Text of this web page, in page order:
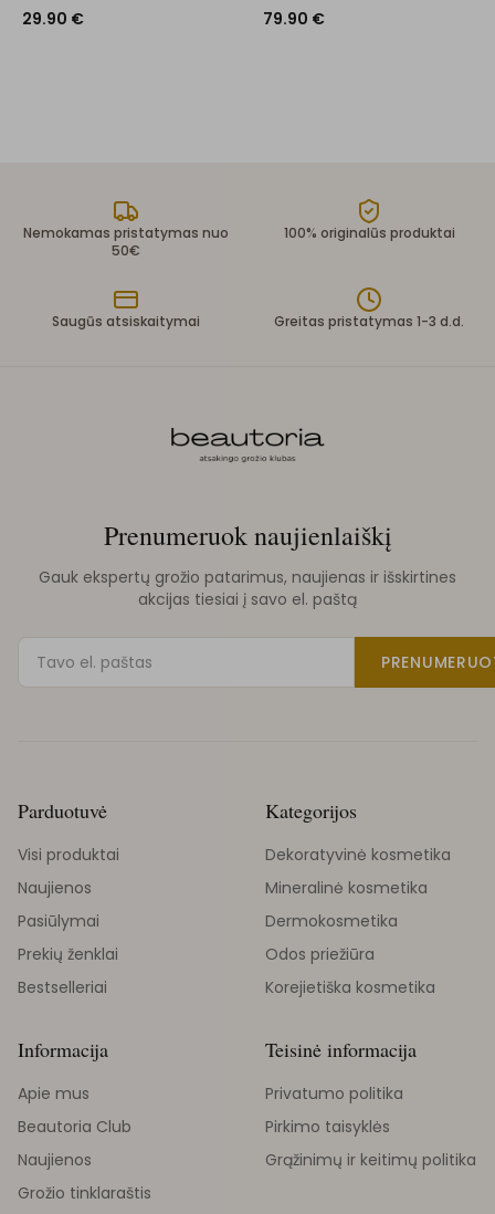
29.90 € 79.90 €
Nemokamas pristatymas nuo
50€
100% originalūs produktai
Saugūs atsiskaitymai Greitas pristatymas 1-3 d.d.
Prenumeruok naujienlaiškį
Gauk ekspertų grožio patarimus, naujienas ir išskirtines
akcijas tiesiai į savo el. paštą
Parduotuvė
Visi produktai
Naujienos
Pasiūlymai
Prekių ženklai
Bestselleriai
Kategorijos
Dekoratyvinė kosmetika
Mineralinė kosmetika
Dermokosmetika
Odos priežiūra
Korejietiška kosmetika
Informacija
Apie mus
Beautoria Club
Naujienos
Grožio tinklaraštis
Teisinė informacija
Privatumo politika
Pirkimo taisyklės
Grąžinimų ir keitimų politika